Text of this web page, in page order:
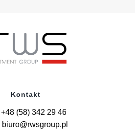
Kontakt
+48 (58) 342 29 46
biuro@rwsgroup.pl